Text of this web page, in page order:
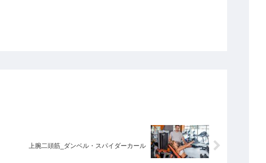
上腕二頭筋_ダンベル・スパイダーカール